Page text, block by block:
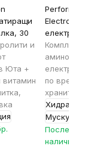
30
и
Юта +
витамин
Electrolyte
Комплекс
по време
Мускулно
Последни
наличност